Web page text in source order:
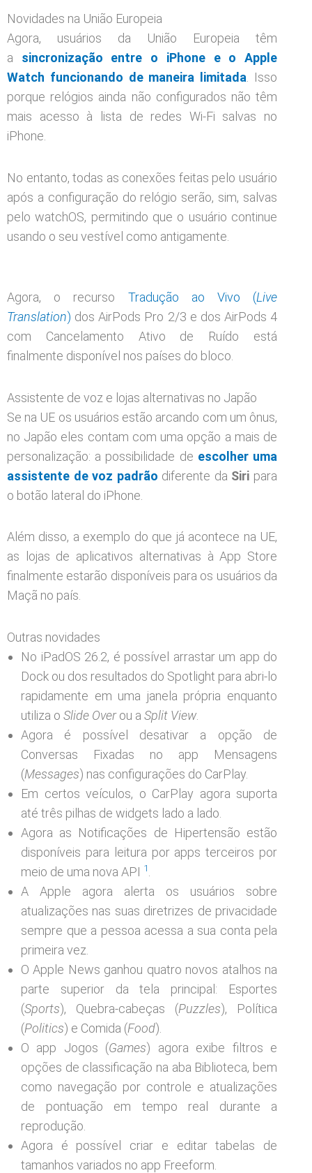
Novidades na União Europeia
Agora, usuários da União Europeia têm
a sincronização entre o iPhone e o Apple
Watch funcionando de maneira limitada. Isso
porque relógios ainda não configurados não têm
mais acesso à lista de redes Wi-Fi salvas no
iPhone.
No entanto, todas as conexões feitas pelo usuário
após a configuração do relógio serão, sim, salvas
pelo watchOS, permitindo que o usuário continue
usando o seu vestível como antigamente.
Agora, o recurso Tradução ao Vivo (Live
Translation) dos AirPods Pro 2/3 e dos AirPods 4
com Cancelamento Ativo de Ruído está
finalmente disponível nos países do bloco.
Assistente de voz e lojas alternativas no Japão
Se na UE os usuários estão arcando com um ônus,
no Japão eles contam com uma opção a mais de
personalização: a possibilidade de escolher uma
assistente de voz padrão diferente da Siri para
o botão lateral do iPhone.
Além disso, a exemplo do que já acontece na UE,
as lojas de aplicativos alternativas à App Store
finalmente estarão disponíveis para os usuários da
Maçã no país.
Outras novidades
No iPadOS 26.2, é possível arrastar um app do
Dock ou dos resultados do Spotlight para abri-lo
rapidamente em uma janela própria enquanto
utiliza o Slide Overou a Split View
Agora é possível desativar a opção de
Conversas Fixadas no app Mensagens
(Messages) nas configurações do CarPlay.
Em certos veículos, o CarPlay agora suporta
até três pilhas de widgets lado a lado.
Agora as Notificações de Hipertensão estão
disponíveis para leitura por apps terceiros por
meio de uma nova API 1
A Apple agora alerta os usuários sobre
atualizações nas suas diretrizes de privacidade
sempre que a pessoa acessa a sua conta pela
primeira vez.
O Apple News ganhou quatro novos atalhos na
parte superior da tela principal: Esportes
(Sports), Quebra-cabeças (Puzzles), Política
(Politics) e Comida (Food).
O app Jogos (Games) agora exibe filtros e
opções de classificação na aba Biblioteca, bem
como navegação por controle e atualizações
de pontuação em tempo real durante a
reprodução.
Agora é possível criar e editar tabelas de
tamanhos variados no app Freeform.